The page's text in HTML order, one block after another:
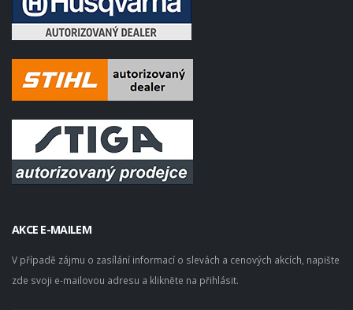
AKCE E-MAILEM
V případě zájmu o zasílání informací o slevách a cenových akcích, napište
zde svoji e-mailovou adresu a klikněte na přihlásit.